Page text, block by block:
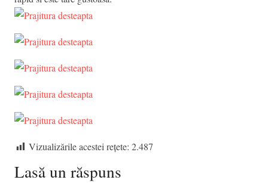
Vizualizările acestei rețete: 2.487
Lasă un răspuns